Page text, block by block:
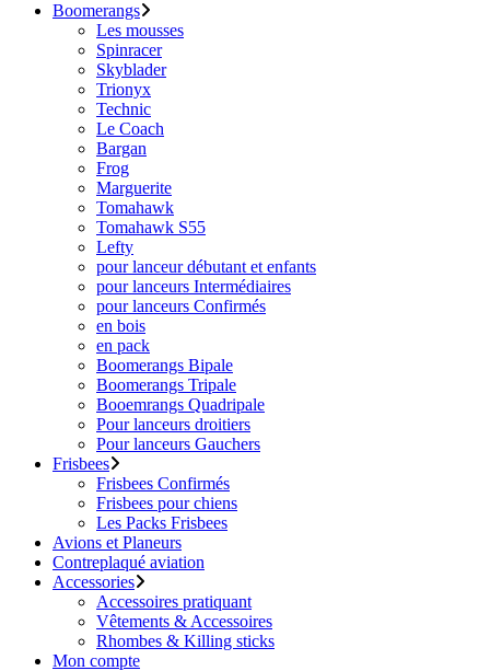
Boomerangs
Les mousses
Spinracer
Skyblader
Trionyx
Technic
Le Coach
Bargan
Frog
Marguerite
Tomahawk
Tomahawk S55
Lefty
pour lanceur débutant et enfants
pour lanceurs Intermédiaires
pour lanceurs Confirmés
en bois
en pack
Boomerangs Bipale
Boomerangs Tripale
Booemrangs Quadripale
Pour lanceurs droitiers
Pour lanceurs Gauchers
Frisbees
Frisbees Confirmés
Frisbees pour chiens
Les Packs Frisbees
Avions et Planeurs
Contreplaqué aviation
Accessories
Accessoires pratiquant
Vêtements & Accessoires
Rhombes & Killing sticks
Mon compte